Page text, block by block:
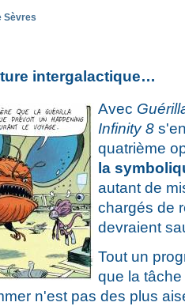
Sèvres
intergalactique…
Avec
Infinity 8
quatrième
la
autant de
chargés de
devraient
Tout un
que la
n'est pas des plus